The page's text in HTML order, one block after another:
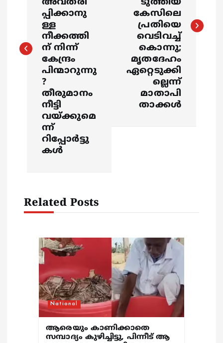
a
അവതരി
പ്പിക്കാനു
ള്ള
നീക്കത്തി
ന് നിന്ന്
കേന്ദ്രം
പിന്മാറുന്നു
?
തീരുമാനം
നീട്ടി
വയ്ക്കുമെ
ന്ന്
റിപ്പോര്‍ട്ടു
കള്‍
ടുത്തിയ
കേസിലെ
പ്രതിയെ
വെടിവച്ച്
കൊന്നു;
മൃതദേഹം
ഏറ്റെടുക്കി
ല്ലെന്ന്
മാതാപി
താക്കൾ
Related Posts
National
ആരെയും കാണിക്കാതെ
സമ്പാദ്യം കുഴിച്ചിട്ടു, പിന്നീട് ആ